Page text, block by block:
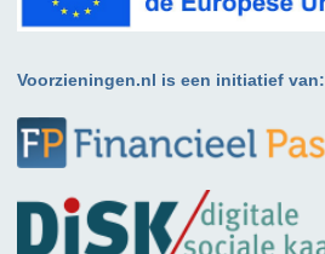
Voorzieningen.nl is een initiatief van: